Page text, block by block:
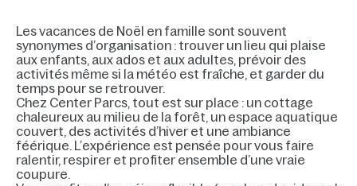
Les vacances de Noël en famille sont souvent
synonymes d’organisation : trouver un lieu qui plaise
aux enfants, aux ados et aux adultes, prévoir des
activités même si la météo est fraîche, et garder du
temps pour se retrouver.
Chez Center Parcs, tout est sur place : un cottage
chaleureux au milieu de la forêt, un espace aquatique
couvert, des activités d’hiver et une ambiance
féérique. L’expérience est pensée pour vous faire
ralentir, respirer et profiter ensemble d’une vraie
coupure.